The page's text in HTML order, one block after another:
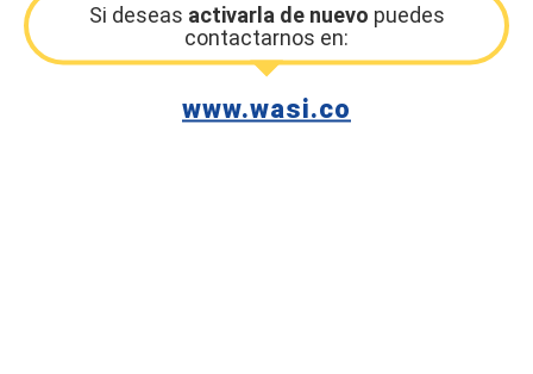
Si deseas activarla de nuevo puedes
contactarnos en:
www.wasi.co